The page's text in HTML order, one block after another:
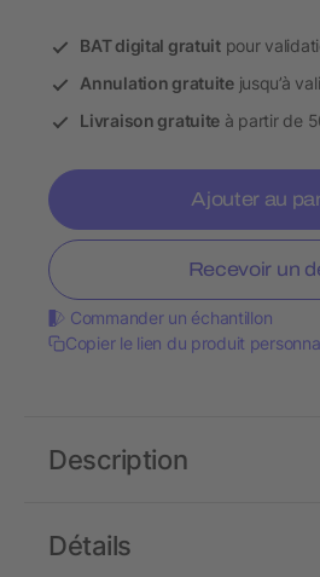
BAT digital gratuitpour
Annulation gratuitejusqu’à
Livraison gratuite à partir de
Ajouter au
Recevoir un
Commander un échantillon
Copier le lien du produit
Détails
Description